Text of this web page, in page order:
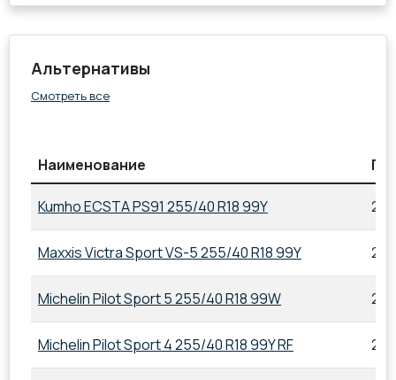
Альтернативы
Смотреть все
Наименование
Kumho ECSTA PS91 255/40 R18 99Y
Maxxis Victra Sport VS-5 255/40 R18 99Y
Michelin Pilot Sport 5 255/40 R18 99W
Michelin Pilot Sport 4 255/40 R18 99Y RF